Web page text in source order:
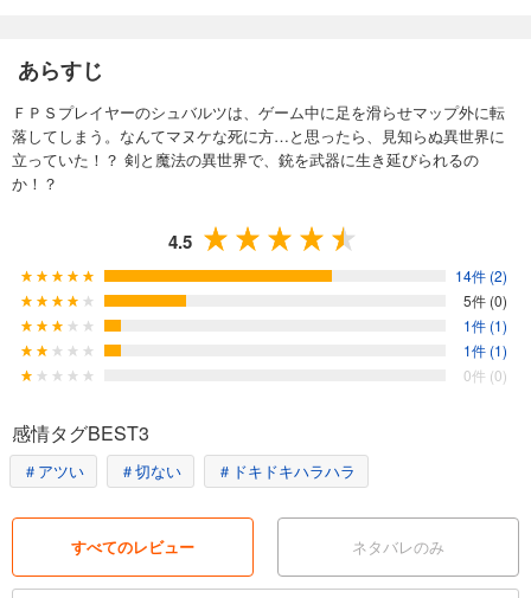
あらすじ
ＦＰＳプレイヤーのシュバルツは、ゲーム中に足を滑らせマップ外に転
落してしまう。なんてマヌケな死に方…と思ったら、見知らぬ異世界に
立っていた！？ 剣と魔法の異世界で、銃を武器に生き延びられるの
か！？
4.5
14件 (2)
5件 (0)
1件 (1)
1件 (1)
0件 (0)
感情タグBEST3
＃アツい ＃切ない ＃ドキドキハラハラ
すべてのレビュー ネタバレのみ